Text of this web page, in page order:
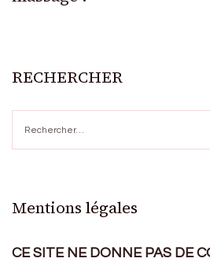
RECHERCHER
Mentions légales
CE SITE NE DONNE PAS DE